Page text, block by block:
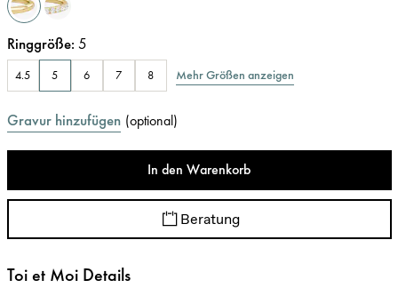
Ringgröße: 5
4.5 5 6 7 8 Mehr Größen anzeigen
Gravur hinzufügen (optional)
In den Warenkorb
Beratung
Toi et Moi Details